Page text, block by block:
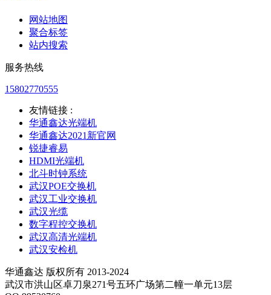
网站地图
聚合标签
站内搜索
服务热线
15802770555
友情链接 :
华通鑫达光端机
华通鑫达2021新官网
锐捷睿易
HDMI光端机
北斗时钟系统
武汉POE交换机
武汉工业交换机
武汉光缆
数字程控交换机
武汉高清光端机
武汉安检机
华通鑫达 版权所有 2013-2024
武汉市洪山区卓刀泉271号五环广场第二幢一单元13层